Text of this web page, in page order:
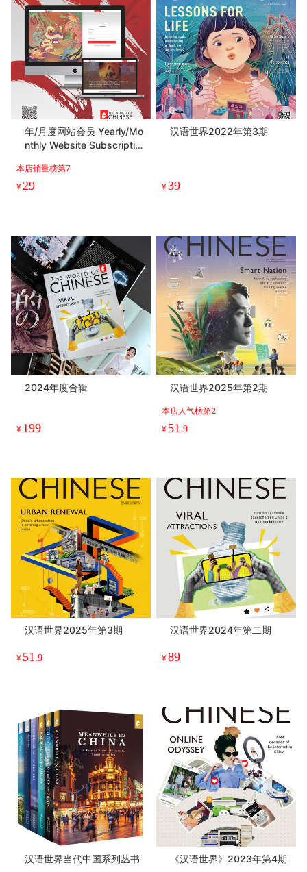
年/月度网站会员 Yearly/Mo
nthly Website Subscriptio
注）
本店销量榜第7
¥29
汉语世界2022年第3期
¥39
2024年度合辑
¥ 199
汉语世界2025年第2期
本店人气榜第2
¥ 51.9
汉语世界2025年第3期
¥ 51.9
汉语世界2024年第二期
¥89
汉语世界当代中国系列丛书 《汉语世界》2023年第4期